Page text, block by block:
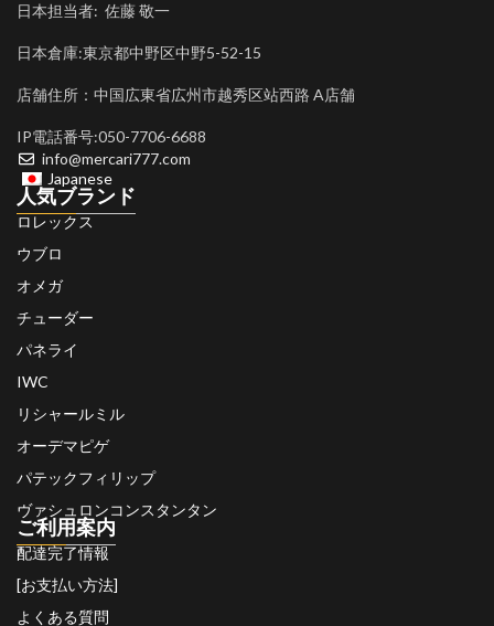
日本担当者: 佐藤 敬一
日本倉庫:東京都中野区中野5-52-15
店舗住所：中国広東省広州市越秀区站西路 A店舗
IP電話番号:050-7706-6688
info@mercari777.com
Japanese
人気ブランド
ロレックス
ウブロ
オメガ
チューダー
パネライ
IWC
リシャールミル
オーデマピゲ
パテックフィリップ
ヴァシュロンコンスタンタン
ご利用案内
配達完了情報
[お支払い方法]
よくある質問